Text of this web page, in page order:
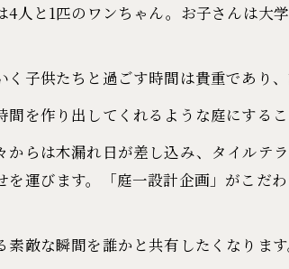
人と1匹のワンちゃん。お子さんは
子供たちと過ごす時間は貴重であり
を作り出してくれるような庭にするこ
らは木漏れ日が差し込み、タイルテ
を運びます。「庭一設計企画」がこだ
敵な瞬間を誰かと共有したくなります